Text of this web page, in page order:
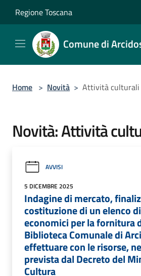
Regione Toscana
Comune di
Home > Novità > Attività culturali
Novità: Attività
AVVISI
5 DICEMBRE 2025
Indagine di mercato,
costituzione di un elenco
economici per la fornitura
Biblioteca Comunale di
effettuare con le risorse,
prevista dal Decreto del
Cultura